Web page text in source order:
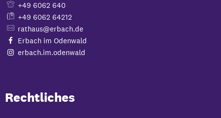
+49 6062 640
+49 6062 64212
rathaus@erbach.de
Erbach im Odenwald
erbach.im.odenwald
Rechtliches